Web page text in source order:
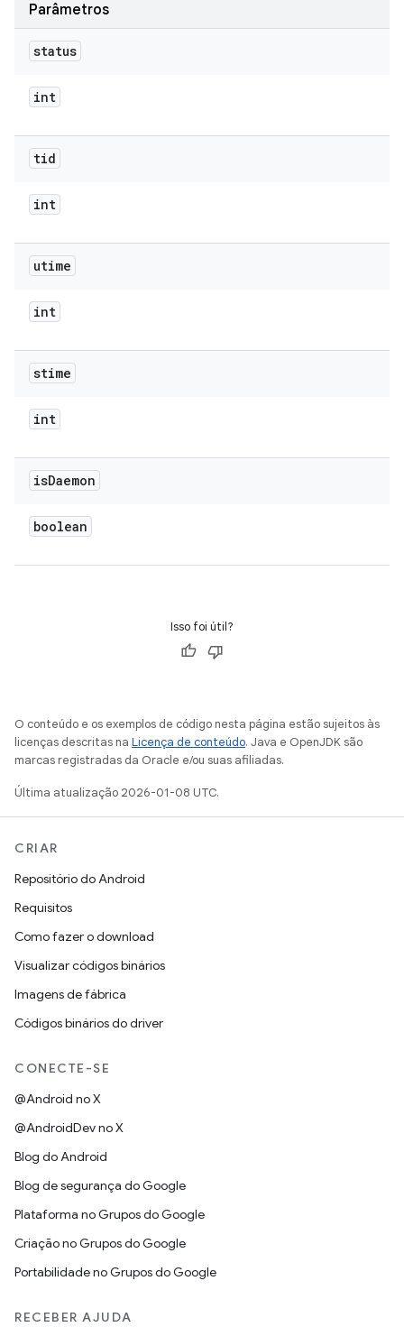
Parâmetros
status
int
tid
int
utime
int
stime
int
isDaemon
boolean
Isso foi útil?
O conteúdo e os exemplos de código nesta página estão sujeitos às
licenças descritas na Licença de conteúdo. Java e OpenJDK são
marcas registradas da Oracle e/ou suas afiliadas.
Última atualização 2026-01-08 UTC.
CRIAR
Repositório do Android
Requisitos
Como fazer o download
Visualizar códigos binários
Imagens de fábrica
Códigos binários do driver
CONECTE-SE
@Android no X
@AndroidDev no X
Blog do Android
Blog de segurança do Google
Plataforma no Grupos do Google
Criação no Grupos do Google
Portabilidade no Grupos do Google
RECEBER AJUDA